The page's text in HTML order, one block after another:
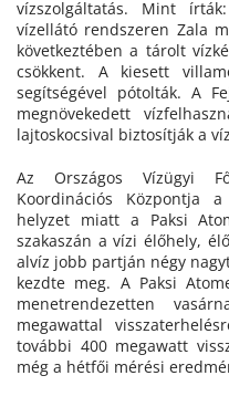
vízszolgáltatás. Mint
vízellátó rendszeren Zala
következtében a tárolt
csökkent. A kiesett
segítségével pótolták. A
megnövekedett
lajtoskocsival biztosítják a
Az Országos Vízügyi
Koordinációs Központja
helyzet miatt a Paksi
szakaszán a vízi élőhely,
alvíz jobb partján négy
kezdte meg. A Paksi
menetrendezetten
megawattal
további 400 megawatt
még a hétfői mérési